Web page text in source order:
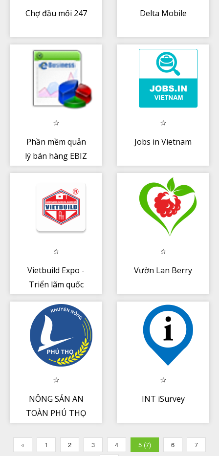
Chợ đầu mối 247 Delta Mobile
Phần mềm quản
lý bán hàng EBIZ
Jobs in Vietnam
Vietbuild Expo -
Triển lãm quốc
Vườn Lan Berry
NÔNG SẢN AN
TOÀN PHÚ THỌ
INT iSurvey
« 1 2 3 4 5 (7) 6
7